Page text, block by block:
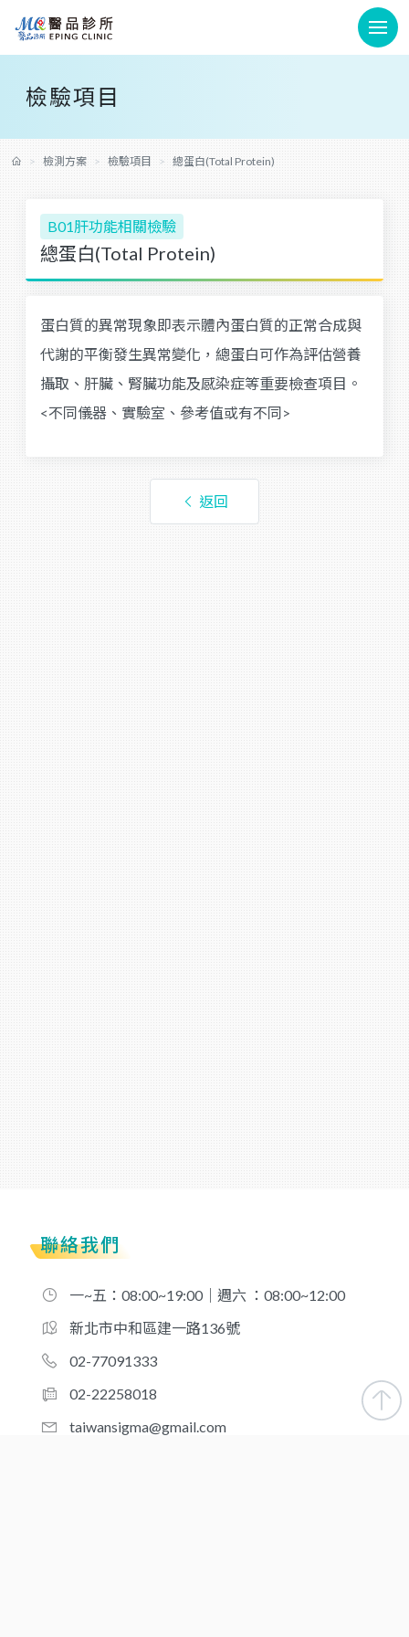
檢驗項目
檢測方案 檢驗項目 總蛋白(Total Protein)
總蛋白(Total Protein)
B01肝功能相關檢驗
蛋白質的異常現象即表示體內蛋白質的正常合成與
代謝的平衡發生異常變化，總蛋白可作為評估營養
攝取、肝臟、腎臟功能及感染症等重要檢查項目。
<不同儀器、實驗室、參考值或有不同>
返回
聯絡我們
一~五：08:00~19:00｜週六 ：08:00~12:00
新北市中和區建一路136號
02-77091333
02-22258018
taiwansigma@gmail.com